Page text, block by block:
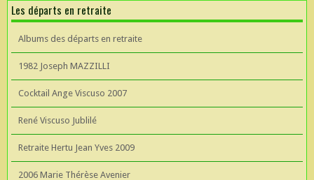
Les départs en retraite
Albums des départs en retraite
1982 Joseph MAZZILLI
Cocktail Ange Viscuso 2007
René Viscuso Jublilé
Retraite Hertu Jean Yves 2009
2006 Marie Thérèse Avenier